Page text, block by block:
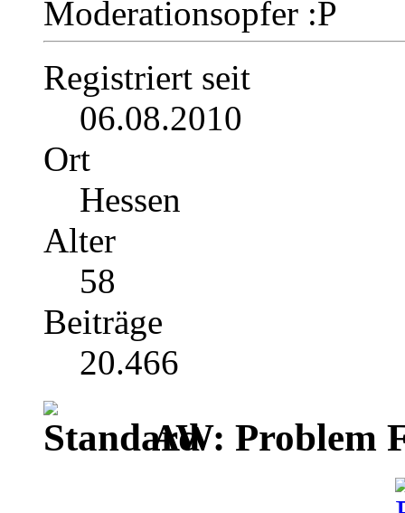
Moderationsopfer :P
Registriert seit
06.08.2010
Ort
Hessen
Alter
58
Beiträge
20.466
AW: Problem